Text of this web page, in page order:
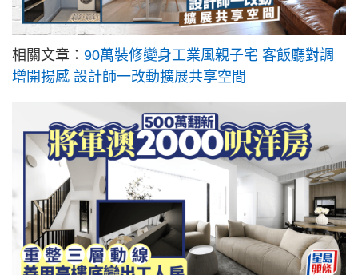
相關文章： 90萬裝修變身工業風親子宅 客飯廳對調
增開揚感 設計師一改動擴展共享空間